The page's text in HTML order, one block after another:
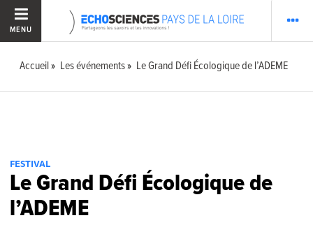
MENU
Accueil Les événements Le Grand Défi Écologique de l’ADEME
FESTIVAL
Le Grand Défi Écologique de
l’ADEME